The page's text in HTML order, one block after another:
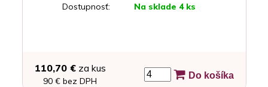
Dostupnosť:
Na sklade 4 ks
110,70 €za kus
90 € bez DPH
Do košíka